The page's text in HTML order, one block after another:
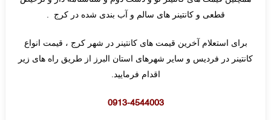
قطعی و کانتینر های سالم و آب بندی شده در کرج .
برای استعلام آخرین قیمت های کانتینر در شهر کرج ، قیمت انواع
کانتینر در فردیس و سایر شهرهای استان البرز از طریق راه های زیر
اقدام فرمایید.
0913-4544003